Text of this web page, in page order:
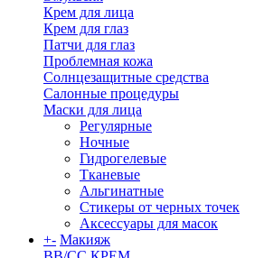
Крем для лица
Крем для глаз
Патчи для глаз
Проблемная кожа
Солнцезащитные средства
Салонные процедуры
Маски для лица
Регулярные
Ночные
Гидрогелевые
Тканевые
Альгинатные
Стикеры от черных точек
Аксессуары для масок
+- Макияж